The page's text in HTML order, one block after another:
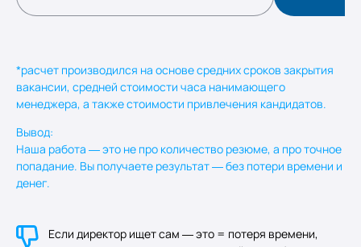
*расчет производился на основе средних сроков закрытия
вакансии, средней стоимости часа нанимающего
менеджера, а также стоимости привлечения кандидатов.
Вывод:
Наша работа — это не про количество резюме, а про точное
попадание. Вы получаете результат — без потери времени и
денег.
Если директор ищет сам — это = потеря времени,